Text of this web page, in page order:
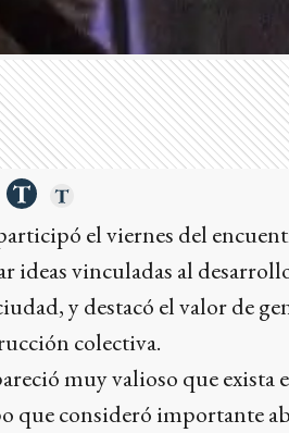
el viernes del
ideas vinculadas al
y destacó el valor de
colectiva.
muy valioso que exista
que consideró importante